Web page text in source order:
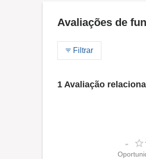
Avaliações de
Filtrar
1 Avaliação
-